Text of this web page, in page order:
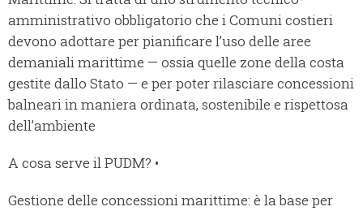
amministrativo obbligatorio che i Comuni costieri
devono adottare per pianificare l’uso delle aree
demaniali marittime — ossia quelle zone della costa
gestite dallo Stato — e per poter rilasciare concessioni
balneari in maniera ordinata, sostenibile e rispettosa
dell’ambiente
A cosa serve il PUDM? •
Gestione delle concessioni marittime: è la base per